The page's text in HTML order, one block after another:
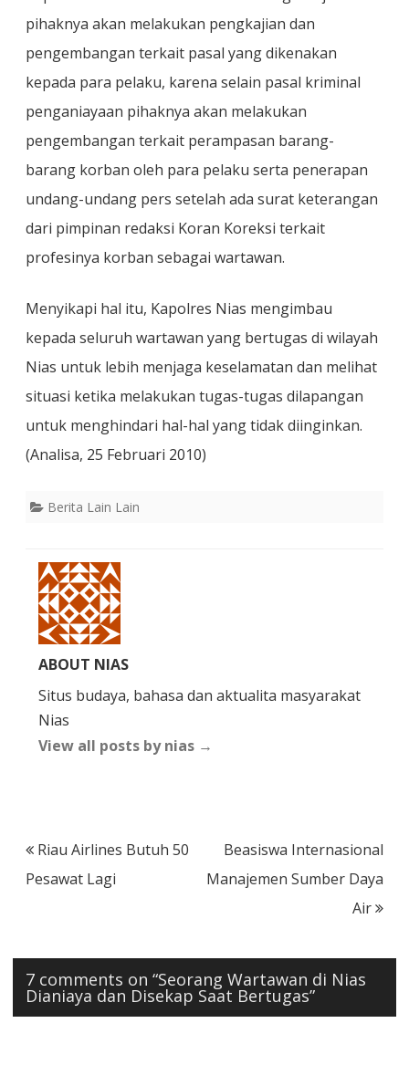
pihaknya akan melakukan pengkajian dan
pengembangan terkait pasal yang dikenakan
kepada para pelaku, karena selain pasal kriminal
penganiayaan pihaknya akan melakukan
pengembangan terkait perampasan barang-
barang korban oleh para pelaku serta penerapan
undang-undang pers setelah ada surat keterangan
dari pimpinan redaksi Koran Koreksi terkait
profesinya korban sebagai wartawan.
Menyikapi hal itu, Kapolres Nias mengimbau
kepada seluruh wartawan yang bertugas di wilayah
Nias untuk lebih menjaga keselamatan dan melihat
situasi ketika melakukan tugas-tugas dilapangan
untuk menghindari hal-hal yang tidak diinginkan.
(Analisa, 25 Februari 2010)
Berita Lain Lain
ABOUT NIAS
Situs budaya, bahasa dan aktualita masyarakat
Nias
View all posts by nias →
Post
navigation
Riau Airlines Butuh 50
Pesawat Lagi
Beasiswa Internasional
Manajemen Sumber Daya
Air
7 comments on “Seorang Wartawan di Nias
Dianiaya dan Disekap Saat Bertugas”